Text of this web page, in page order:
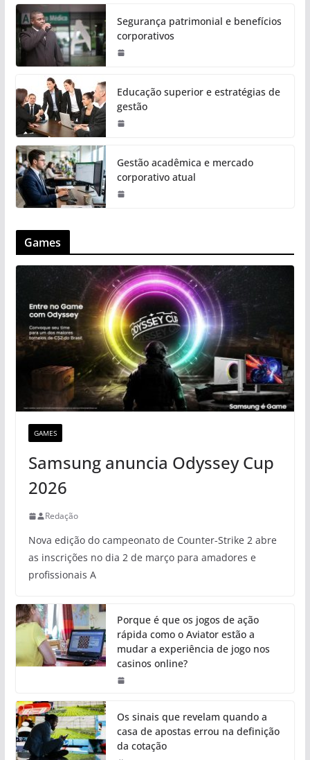
Segurança patrimonial e benefícios
corporativos
Educação superior e estratégias de
gestão
Gestão acadêmica e mercado
corporativo atual
Games
GAMES
Samsung anuncia Odyssey Cup
2026
Redação
Nova edição do campeonato de Counter-Strike 2 abre
as inscrições no dia 2 de março para amadores e
profissionais A
Porque é que os jogos de ação
rápida como o Aviator estão a
mudar a experiência de jogo nos
casinos online?
Os sinais que revelam quando a
casa de apostas errou na definição
da cotação